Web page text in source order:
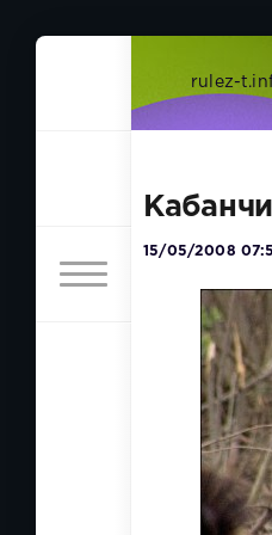
rulez-
15/05/2008